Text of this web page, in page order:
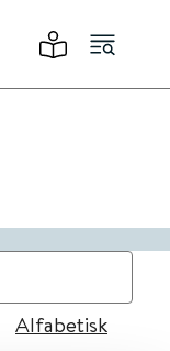
Alfabetisk